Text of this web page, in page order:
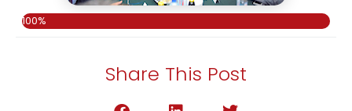
100%
Share This Post